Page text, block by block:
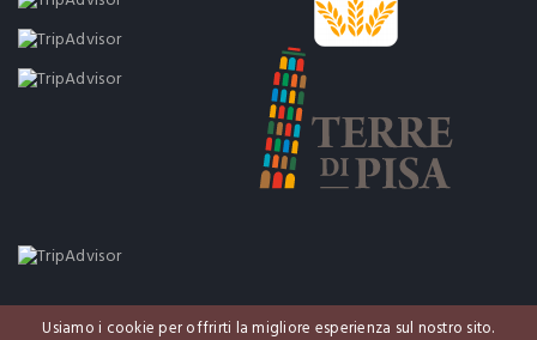
Usiamo i cookie per offrirti la migliore esperienza sul nostro sito.